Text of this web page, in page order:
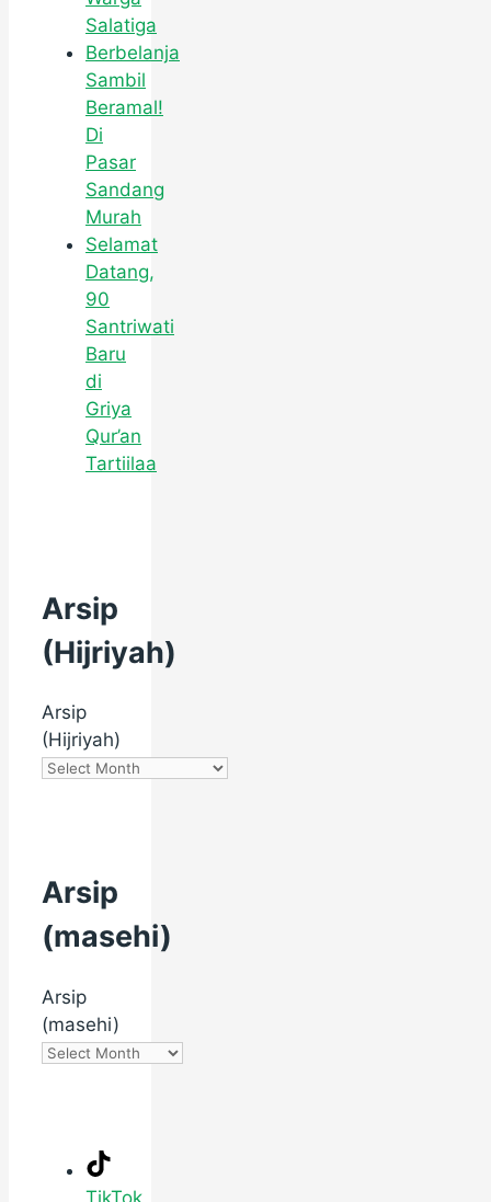
Salatiga
Berbelanja
Sambil
Beramal!
Di
Pasar
Sandang
Murah
Selamat
Datang,
90
Santriwati
Baru
di
Griya
Qur’an
Tartiilaa
Arsip
(Hijriyah)
Arsip
(Hijriyah)
Arsip
(masehi)
Arsip
(masehi)
TikTok